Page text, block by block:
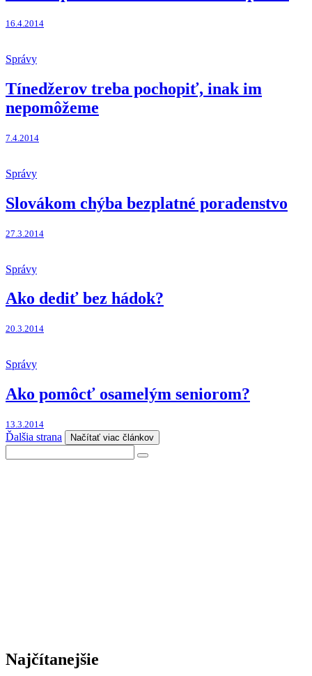
16.4.2014
Správy
Tínedžerov treba pochopiť, inak im
nepomôžeme
7.4.2014
Správy
Slovákom chýba bezplatné poradenstvo
27.3.2014
Správy
Ako dediť bez hádok?
20.3.2014
Správy
Ako pomôcť osamelým seniorom?
13.3.2014
Ďalšia strana Načítať viac článkov
Najčítanejšie